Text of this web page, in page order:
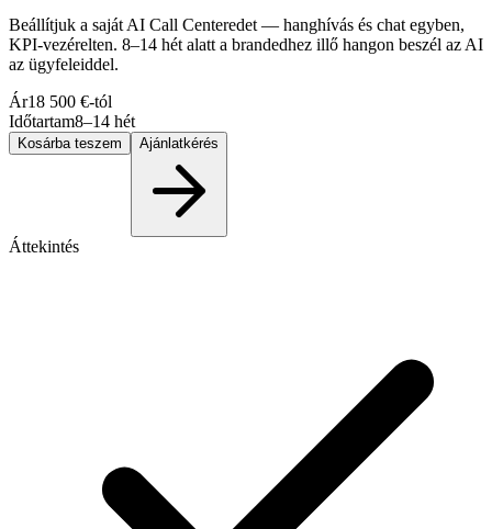
Beállítjuk a saját AI Call Centeredet — hanghívás és chat egyben,
KPI-vezérelten. 8–14 hét alatt a brandedhez illő hangon beszél az AI
az ügyfeleiddel.
Ár18 500 €-tól
Időtartam8–14 hét
Kosárba teszem Ajánlatkérés
Áttekintés